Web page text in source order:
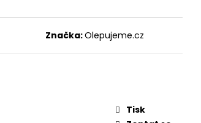
Značka:Olepujeme.cz
Tisk